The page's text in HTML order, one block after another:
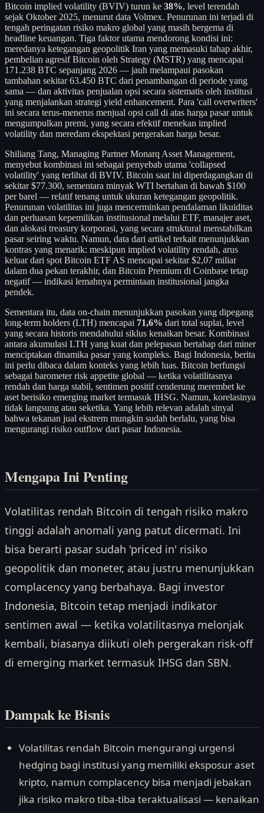
Bitcoin implied volatility (BVIV) turun ke 38%, level terendah
sejak Oktober 2025, menurut data Volmex. Penurunan ini terjadi di
tengah peringatan risiko makro global yang masih bergema di
headline keuangan. Tiga faktor utama mendorong kondisi ini:
meredanya ketegangan geopolitik Iran yang memasuki tahap akhir,
pembelian agresif Bitcoin oleh Strategy (MSTR) yang mencapai
171.238 BTC sepanjang 2026 — jauh melampaui pasokan
tambahan sekitar 63.450 BTC dari penambangan di periode yang
sama — dan aktivitas penjualan opsi secara sistematis oleh institusi
yang menjalankan strategi yield enhancement. Para 'call overwriters'
ini secara terus-menerus menjual opsi call di atas harga pasar untuk
mengumpulkan premi, yang secara efektif menekan implied
volatility dan meredam ekspektasi pergerakan harga besar.
Shiliang Tang, Managing Partner Monarq Asset Management,
menyebut kombinasi ini sebagai penyebab utama 'collapsed
volatility' yang terlihat di BVIV. Bitcoin saat ini diperdagangkan di
sekitar $77.300, sementara minyak WTI bertahan di bawah $100
per barel — relatif tenang untuk ukuran ketegangan geopolitik.
Penurunan volatilitas ini juga mencerminkan pendalaman likuiditas
dan perluasan kepemilikan institusional melalui ETF, manajer aset,
dan alokasi treasury korporasi, yang secara struktural menstabilkan
pasar seiring waktu. Namun, data dari artikel terkait menunjukkan
kontras yang menarik: meskipun implied volatility rendah, arus
keluar dari spot Bitcoin ETF AS mencapai sekitar $2,07 miliar
dalam dua pekan terakhir, dan Bitcoin Premium di Coinbase tetap
negatif — indikasi lemahnya permintaan institusional jangka
pendek.
Sementara itu, data on-chain menunjukkan pasokan yang dipegang
long-term holders (LTH) mencapai 71,6% dari total suplai, level
yang secara historis mendahului siklus kenaikan besar. Kombinasi
antara akumulasi LTH yang kuat dan pelepasan bertahap dari miner
menciptakan dinamika pasar yang kompleks. Bagi Indonesia, berita
ini perlu dibaca dalam konteks yang lebih luas. Bitcoin berfungsi
sebagai barometer risk appetite global — ketika volatilitasnya
rendah dan harga stabil, sentimen positif cenderung merembet ke
aset berisiko emerging market termasuk IHSG. Namun, korelasinya
tidak langsung atau seketika. Yang lebih relevan adalah sinyal
bahwa tekanan jual ekstrem mungkin sudah berlalu, yang bisa
mengurangi risiko outflow dari pasar Indonesia.
Mengapa Ini Penting
Volatilitas rendah Bitcoin di tengah risiko makro
tinggi adalah anomali yang patut dicermati. Ini
bisa berarti pasar sudah 'priced in' risiko
geopolitik dan moneter, atau justru menunjukkan
complacency yang berbahaya. Bagi investor
Indonesia, Bitcoin tetap menjadi indikator
sentimen awal — ketika volatilitasnya melonjak
kembali, biasanya diikuti oleh pergerakan risk-off
di emerging market termasuk IHSG dan SBN.
Dampak ke Bisnis
Volatilitas rendah Bitcoin mengurangi urgensi
hedging bagi institusi yang memiliki eksposur aset
kripto, namun complacency bisa menjadi jebakan
jika risiko makro tiba-tiba teraktualisasi — kenaikan